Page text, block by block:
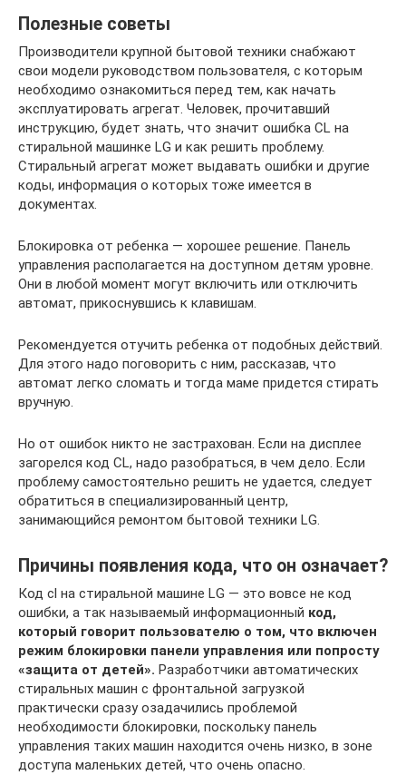
Полезные советы
Производители крупной бытовой техники снабжают
свои модели руководством пользователя, с которым
необходимо ознакомиться перед тем, как начать
эксплуатировать агрегат. Человек, прочитавший
инструкцию, будет знать, что значит ошибка CL на
стиральной машинке LG и как решить проблему.
Стиральный агрегат может выдавать ошибки и другие
коды, информация о которых тоже имеется в
документах.
Блокировка от ребенка — хорошее решение. Панель
управления располагается на доступном детям уровне.
Они в любой момент могут включить или отключить
автомат, прикоснувшись к клавишам.
Рекомендуется отучить ребенка от подобных действий.
Для этого надо поговорить с ним, рассказав, что
автомат легко сломать и тогда маме придется стирать
вручную.
Но от ошибок никто не застрахован. Если на дисплее
загорелся код CL, надо разобраться, в чем дело. Если
проблему самостоятельно решить не удается, следует
обратиться в специализированный центр,
занимающийся ремонтом бытовой техники LG.
Причины появления кода, что он означает?
Код cl на стиральной машине LG — это вовсе не код
ошибки, а так называемый информационный код,
который говорит пользователю о том, что включен
режим блокировки панели управления или попросту
«защита от детей». Разработчики автоматических
стиральных машин с фронтальной загрузкой
практически сразу озадачились проблемой
необходимости блокировки, поскольку панель
управления таких машин находится очень низко, в зоне
доступа маленьких детей, что очень опасно.